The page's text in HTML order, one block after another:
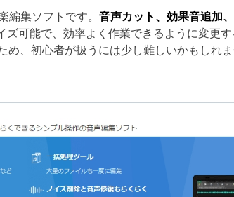
集ソフトです。 音声カット、効果音追加
可能で、効率よく作業できるように変更
、初心者が扱うには少し難しいかもしれま